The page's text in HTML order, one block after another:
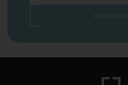
INSPIRATIE